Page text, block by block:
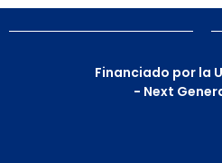
Financiado por la
- Next